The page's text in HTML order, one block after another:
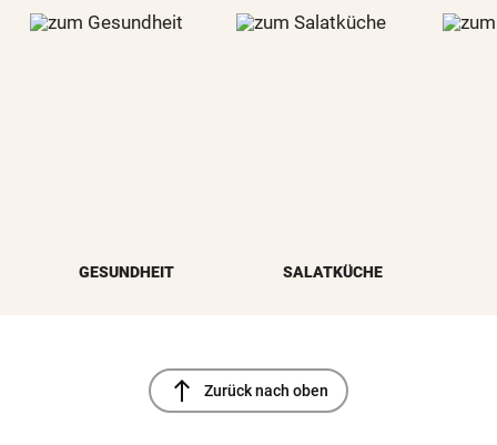
GESUNDHEIT SALATKÜCHE
north Zurück nach oben